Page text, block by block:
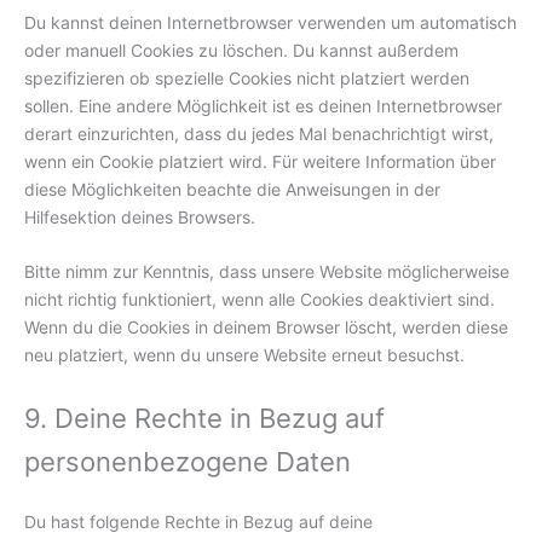
Du kannst deinen Internetbrowser verwenden um automatisch
oder manuell Cookies zu löschen. Du kannst außerdem
spezifizieren ob spezielle Cookies nicht platziert werden
sollen. Eine andere Möglichkeit ist es deinen Internetbrowser
derart einzurichten, dass du jedes Mal benachrichtigt wirst,
wenn ein Cookie platziert wird. Für weitere Information über
diese Möglichkeiten beachte die Anweisungen in der
Hilfesektion deines Browsers.
Bitte nimm zur Kenntnis, dass unsere Website möglicherweise
nicht richtig funktioniert, wenn alle Cookies deaktiviert sind.
Wenn du die Cookies in deinem Browser löscht, werden diese
neu platziert, wenn du unsere Website erneut besuchst.
9. Deine Rechte in Bezug auf
personenbezogene Daten
Du hast folgende Rechte in Bezug auf deine